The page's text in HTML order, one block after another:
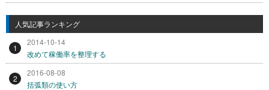
人気記事ランキング
1
2014-10-14
改めて稼働率を整理する
2
2016-08-08
括弧類の使い方